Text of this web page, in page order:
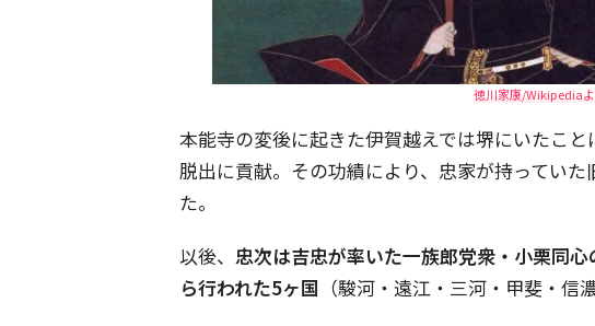
徳川家康/Wikipedia
本能寺の変後に起きた伊賀越えでは堺にいたこと
脱出に貢献。その功績により、忠家が持ってい
た。
以後、 忠次は吉忠が率いた一族郎党衆・小栗同
ら行われた5ヶ国 （駿河・遠江・三河・甲斐・信濃